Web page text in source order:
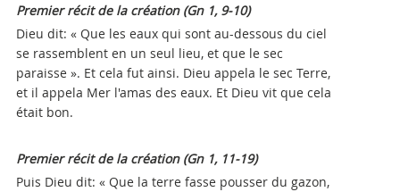
Premier récit de la création (Gn 1, 9-10)
Dieu dit: « Que les eaux qui sont au-dessous du ciel
se rassemblent en un seul lieu, et que le sec
paraisse ». Et cela fut ainsi. Dieu appela le sec Terre,
et il appela Mer l'amas des eaux. Et Dieu vit que cela
était bon.
Premier récit de la création (Gn 1, 11-19)
Puis Dieu dit: « Que la terre fasse pousser du gazon,